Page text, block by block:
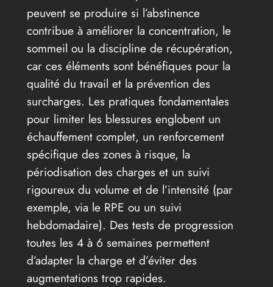
peuvent se produire si l’abstinence
contribue à améliorer la concentration, le
sommeil ou la discipline de récupération,
car ces éléments sont bénéfiques pour la
qualité du travail et la prévention des
surcharges. Les pratiques fondamentales
pour limiter les blessures englobent un
échauffement complet, un renforcement
spécifique des zones à risque, la
périodisation des charges et un suivi
rigoureux du volume et de l’intensité (par
exemple, via le RPE ou un suivi
hebdomadaire). Des tests de progression
toutes les 4 à 6 semaines permettent
d’adapter la charge et d’éviter des
augmentations trop rapides.